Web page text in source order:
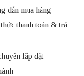
dẫn mua hàng
thanh toán & trả
lắp đặt